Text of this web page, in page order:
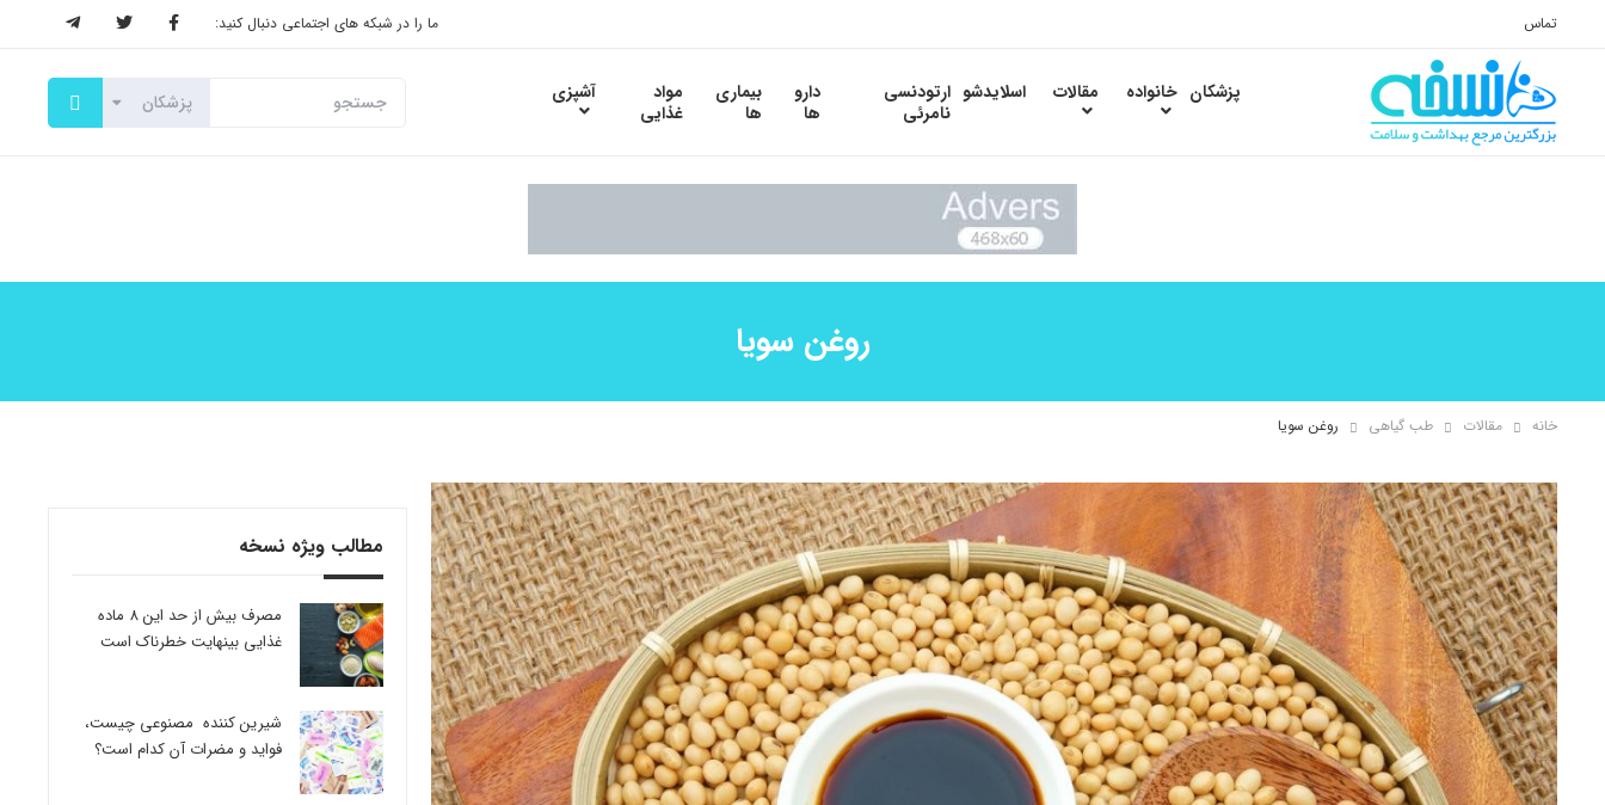
تماس ما را در شبکه های اجتماعی دنبال کنید:
پزشکان خانواده مقالات اسلایدشو ارتودنسی
نامرئی
دارو
ها
بیماری
ها
مواد
غذایی
آشپزی
روغن سویا
خانه مقالات طب گیاهی روغن سویا
مطالب ویژه نسخه
مصرف بیش از حد این 8 ماده
غذایی بینهایت خطرناک است
شیرین کننده مصنوعی چیست،
فواید و مضرات آن کدام است؟